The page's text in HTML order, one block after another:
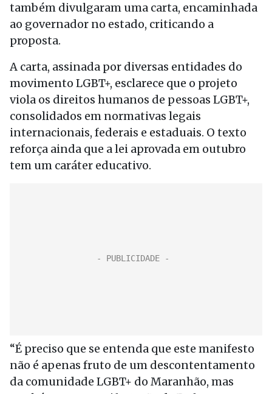
também divulgaram uma carta, encaminhada
ao governador no estado, criticando a
proposta.
A carta, assinada por diversas entidades do
movimento LGBT+, esclarece que o projeto
viola os direitos humanos de pessoas LGBT+,
consolidados em normativas legais
internacionais, federais e estaduais. O texto
reforça ainda que a lei aprovada em outubro
tem um caráter educativo.
“É preciso que se entenda que este manifesto
não é apenas fruto de um descontentamento
da comunidade LGBT+ do Maranhão, mas